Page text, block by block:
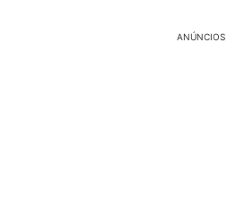
ANÚNCIOS